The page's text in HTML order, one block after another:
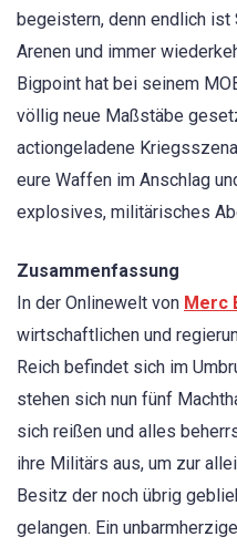
begeistern, denn endlich
Arenen und immer
Bigpoint hat bei seinem
völlig neue Maßstäbe
actiongeladene
eure Waffen im Anschlag
explosives, militärisches
Zusammenfassung
In der Onlinewelt von Merc
wirtschaftlichen und
Reich befindet sich im
stehen sich nun fünf
sich reißen und alles
ihre Militärs aus, um zur
Besitz der noch übrig
gelangen. Ein